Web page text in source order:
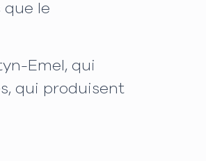
le
Emel, qui
qui produisent